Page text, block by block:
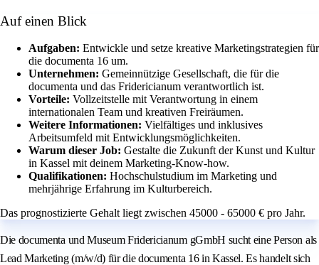
Auf einen Blick
Aufgaben: Entwickle und setze kreative Marketingstrategien für
die documenta 16 um.
Unternehmen: Gemeinnützige Gesellschaft, die für die
documenta und das Fridericianum verantwortlich ist.
Vorteile: Vollzeitstelle mit Verantwortung in einem
internationalen Team und kreativen Freiräumen.
Weitere Informationen: Vielfältiges und inklusives
Arbeitsumfeld mit Entwicklungsmöglichkeiten.
Warum dieser Job: Gestalte die Zukunft der Kunst und Kultur
in Kassel mit deinem Marketing-Know-how.
Qualifikationen: Hochschulstudium im Marketing und
mehrjährige Erfahrung im Kulturbereich.
Das prognostizierte Gehalt liegt zwischen 45000 - 65000 € pro Jahr.
Die documenta und Museum Fridericianum gGmbH sucht eine Person als
Lead Marketing (m/w/d) für die documenta 16 in Kassel. Es handelt sich